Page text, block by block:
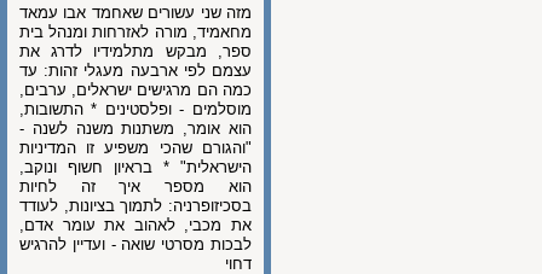
מזה שני עשורים שאחמד אבו עמאד
מחאמיד, מורה לאזרחות ומנהל בית
ספר, מבקש מתלמידיו לדרג את
עצמם לפי ארבעה מעגלי זהות: עד
כמה הם מרגישים ישראלים, ערבים,
מוסלמים - ופלסטינים * התשובות,
הוא אומר, משתנות משנה לשנה -
"והגורם שהכי משפיע זו המדיניות
הישראלית" * בראיון חשוף ונוקב,
הוא מספר איך זה לחיות
בסכיזופרניה: לתמוך בציונות, לעודד
את מכבי, לאהוב את עומר אדם,
לבכות מסרטי שואה - ועדיין להרגיש
דחוי